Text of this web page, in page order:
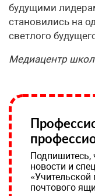
будущими
становились на
светлого
Медиацентр
Подпишитесь,
новости и
«Учительской
почтового